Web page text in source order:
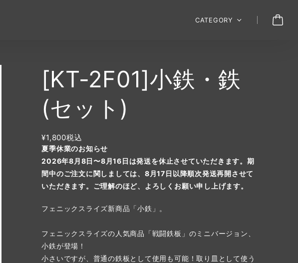
CATEGORY
[KT-2F01]小鉄・鉄
(セット)
¥1,800税込
夏季休業のお知らせ
2026年8月8日〜8月16日は発送を休止させていただきます。期
間中のご注文に関しましては、8月17日以降順次発送再開させて
いただきます。ご理解のほど、よろしくお願い申し上げます。
フェニックスライズ新商品「小鉄」。
フェニックスライズの人気商品「戦闘鉄板」のミニバージョン、
小鉄が登場！
小さいですが、普通の鉄板として使用も可能！取り皿として使う